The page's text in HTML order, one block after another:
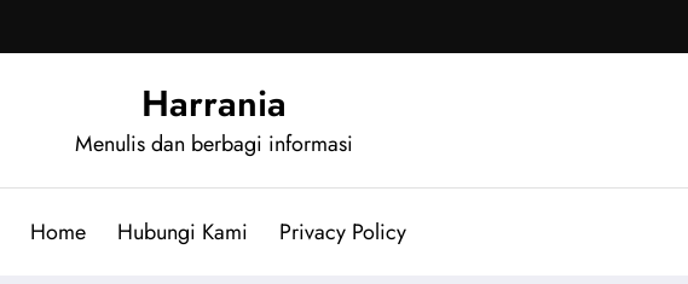
Harrania
Menulis dan berbagi informasi
Home Hubungi Kami Privacy Policy